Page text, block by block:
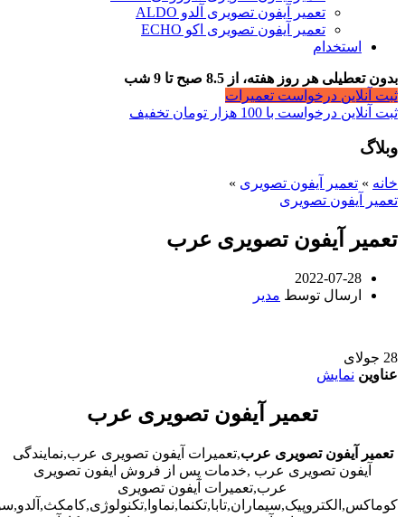
تعمیر آیفون تصویری آلدو ALDO
تعمیر آیفون تصویری اکو ECHO
استخدام
بدون تعطیلی هر روز هفته، از 8.5 صبح تا 9 شب
ثبت آنلاین درخواست تعمیرات
ثبت آنلاین درخواست با 100 هزار تومان تخفیف
وبلاگ
خانه » تعمیر آیفون تصویری »
تعمیر آیفون تصویری
تعمیر آیفون تصویری عرب
2022-07-28
ارسال توسط مدیر
28 جولای
عناوین نمایش
تعمیر آیفون تصویری عرب
تعمیر آیفون تصویری عرب,تعمیرات آیفون تصویری عرب,نمایندگی
آیفون تصویری عرب ,خدمات پس از فروش ایفون تصویری
عرب,تعمیرات آیفون تصویری